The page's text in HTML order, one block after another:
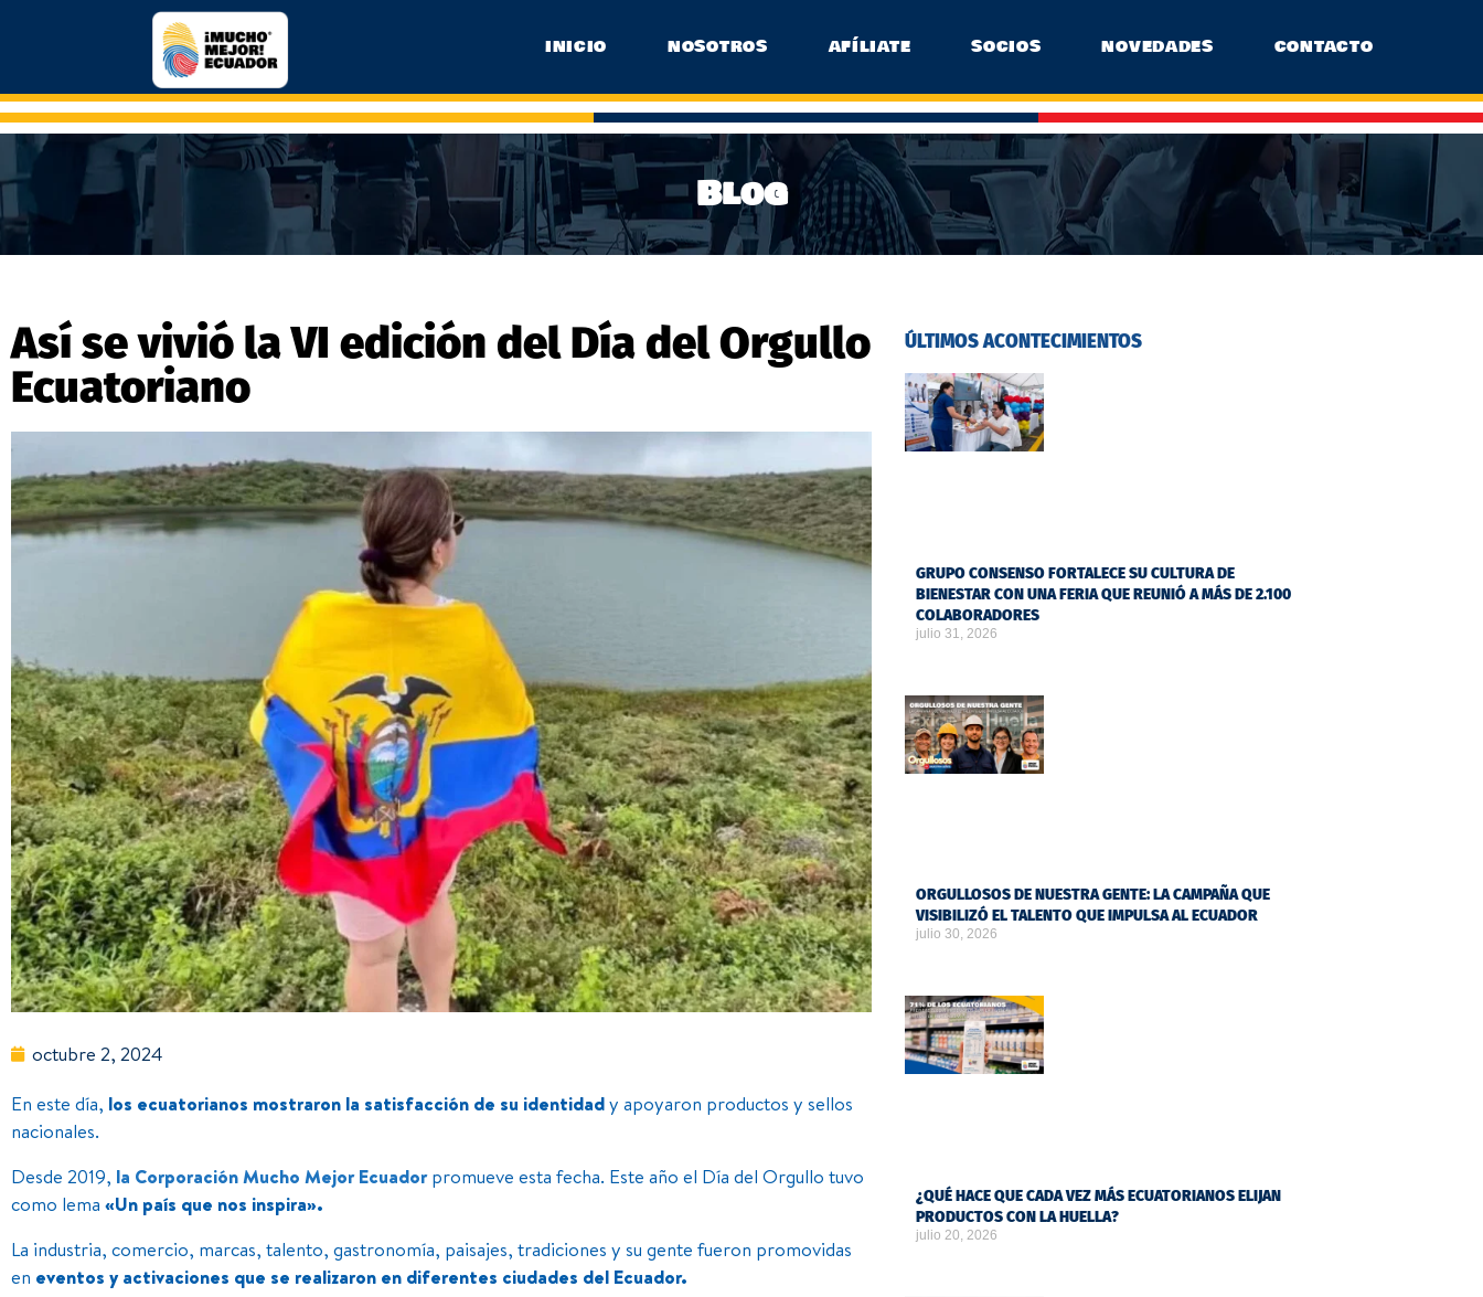
INICIO NOSOTROS AFÍLIATE SOCIOS NOVEDADES CONTACTO
Blog
Así se vivió la VI edición del Día del Orgullo
Ecuatoriano
octubre 2, 2024
En este día, los ecuatorianos mostraron la satisfacción de su identidady apoyaron productos y sellos
nacionales.
Desde 2019, la Corporación Mucho Mejor Ecuadorpromueve esta fecha. Este año el Día del Orgullo tuvo
como lema «Un país que nos inspira».
La industria, comercio, marcas, talento, gastronomía, paisajes, tradiciones y su gente fueron promovidas
en eventos y activaciones que se realizaron en diferentes ciudades del Ecuador.
ÚLTIMOS ACONTECIMIENTOS
GRUPO CONSENSO FORTALECE SU CULTURA DE
BIENESTAR CON UNA FERIA QUE REUNIÓ A MÁS DE 2.100
COLABORADORES
julio 31, 2026
ORGULLOSOS DE NUESTRA GENTE: LA CAMPAÑA QUE
VISIBILIZÓ EL TALENTO QUE IMPULSA AL ECUADOR
julio 30, 2026
¿QUÉ HACE QUE CADA VEZ MÁS ECUATORIANOS ELIJAN
PRODUCTOS CON LA HUELLA?
julio 20, 2026